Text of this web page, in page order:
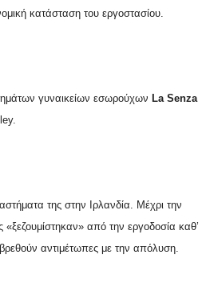
κατάσταση του εργοστασίου.
γυναικείων εσωρούχων La Senza
της στην Ιρλανδία. Μέχρι την
«ξεζουμίστηκαν» από την εργοδοσία καθ’
αντιμέτωπες με την απόλυση.